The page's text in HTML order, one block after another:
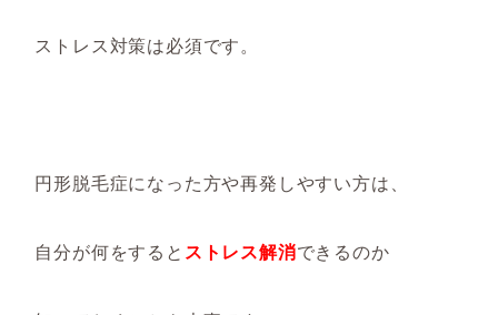
ストレス対策は必須です。
円形脱毛症になった方や再発しやすい方は、
自分が何をすると ストレス解消できるのか